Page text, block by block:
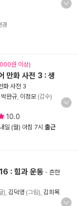
경
원 이상)
만화 사전 3 : 생
화 사전 3
박완규 이정모 (감수)
10.0
내일 (월) 아침 7시 출근
: 힘과 운동 - 흔한
), 김덕영 (그림), 김희목